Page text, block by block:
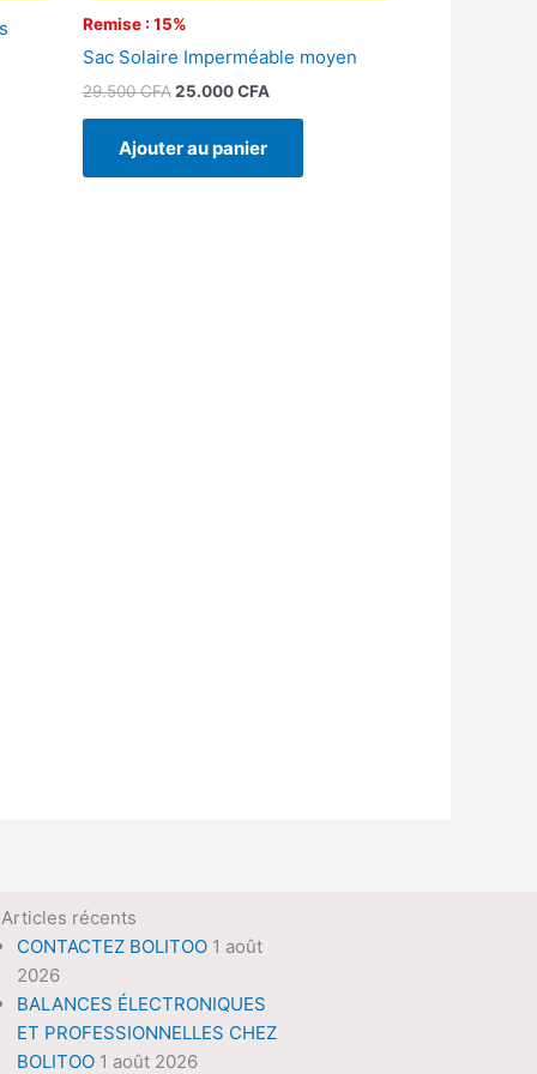
Remise : 15%
Sac Solaire Imperméable moyen
29.500CFA 25.000CFA
Ajouter au panier
récents
CONTACTEZ BOLITOO 1 août
2026
BALANCES ÉLECTRONIQUES
ET PROFESSIONNELLES CHEZ
BOLITOO 1 août 2026